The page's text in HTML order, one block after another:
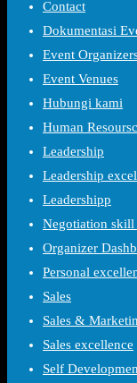
Contact
Dokumentasi
Event
Event Venues
Hubungi kami
Human
Leadership
Leadership
Leadershipp
Negotiation skill
Organizer
Personal
Sales
Sales &
Sales excellence
Self